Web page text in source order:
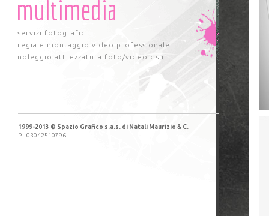
multimedia
servizi fotografici
regia e montaggio video professionale
noleggio attrezzatura foto/video dslr
1999-2013 © Spazio Grafico s.a.s. di Natali Maurizio & C.
P.I. 03042510796